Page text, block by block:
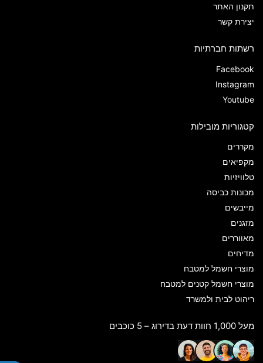
תקנון האתר
יצירת קשר
רשתות חברתיות
Facebook
Instagram
Youtube
קטגוריות מובילות
מקררים
מקפיאים
טלוויזיות
מכונות כביסה
מייבשים
מזגנים
מאווררים
מדיחים
מוצרי חשמל למטבח
מוצרי חשמל קטנים למטבח
ריהוט לבית ולמשרד
מעל 1,000 חוות דעת בדירוג – 5 כוכבים